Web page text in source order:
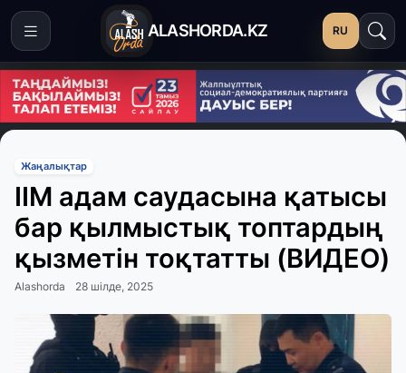
ALASHORDA.KZ RU
Жаңалықтар
ІІМ адам саудасына қатысы
бар қылмыстық топтардың
қызметін тоқтатты (ВИДЕО)
Alashorda 28 шілде, 2025